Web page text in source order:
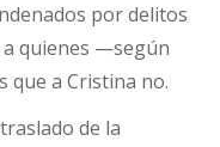
por delitos
a quienes —según
que a Cristina no.
de la